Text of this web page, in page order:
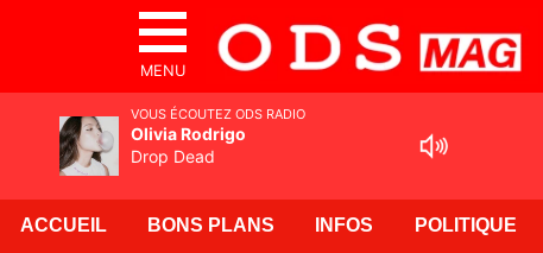
MENU
ACCUEIL BONS PLANS INFOS POLITIQUE
VOUS ÉCOUTEZ ODS RADIO
Olivia Rodrigo
Drop Dead